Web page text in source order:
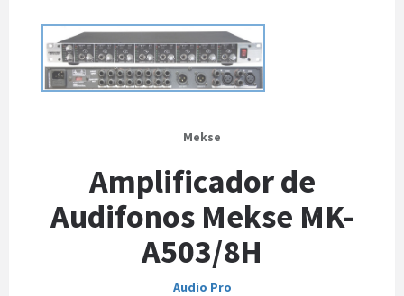
Mekse
Amplificador de
Audifonos Mekse MK-
A503/8H
Audio Pro